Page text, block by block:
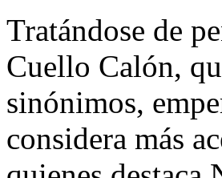
Tratándose de
Cuello Calón,
sinónimos,
considera más